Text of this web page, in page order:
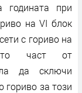
при
на VI блок
с гориво на
част от
да сключи
гориво за този